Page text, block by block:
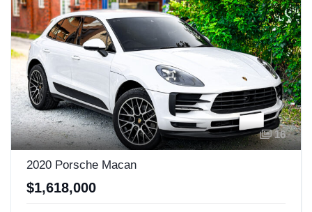
16
2020 Porsche Macan
$1,618,000